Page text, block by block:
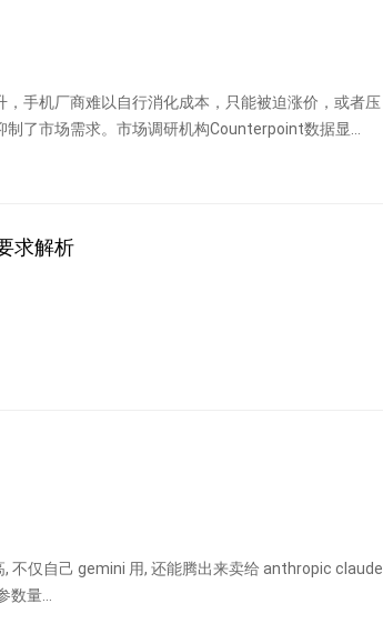
手机厂商难以自行消化成本，只能被迫涨价，或者压
了市场需求。市场调研机构Counterpoint数据显...
求解析
, 不仅自己 gemini 用, 还能腾出来卖给 anthropic claude
量...